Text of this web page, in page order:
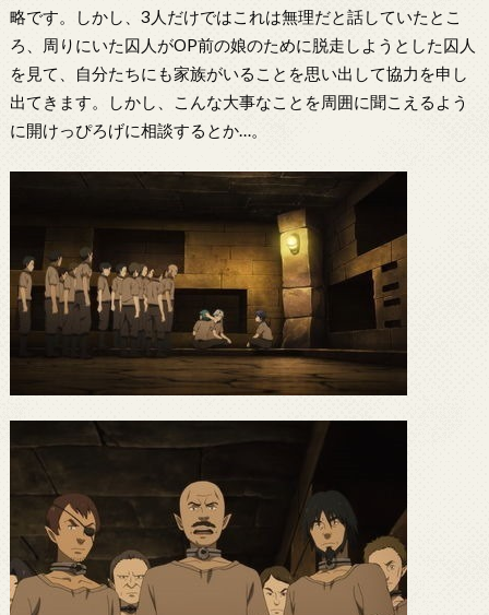
略です。しかし、3人だけではこれは無理だと話していたとこ
ろ、周りにいた囚人がOP前の娘のために脱走しようとした囚人
を見て、自分たちにも家族がいることを思い出して協力を申し
出てきます。しかし、こんな大事なことを周囲に聞こえるよう
に開けっぴろげに相談するとか…。